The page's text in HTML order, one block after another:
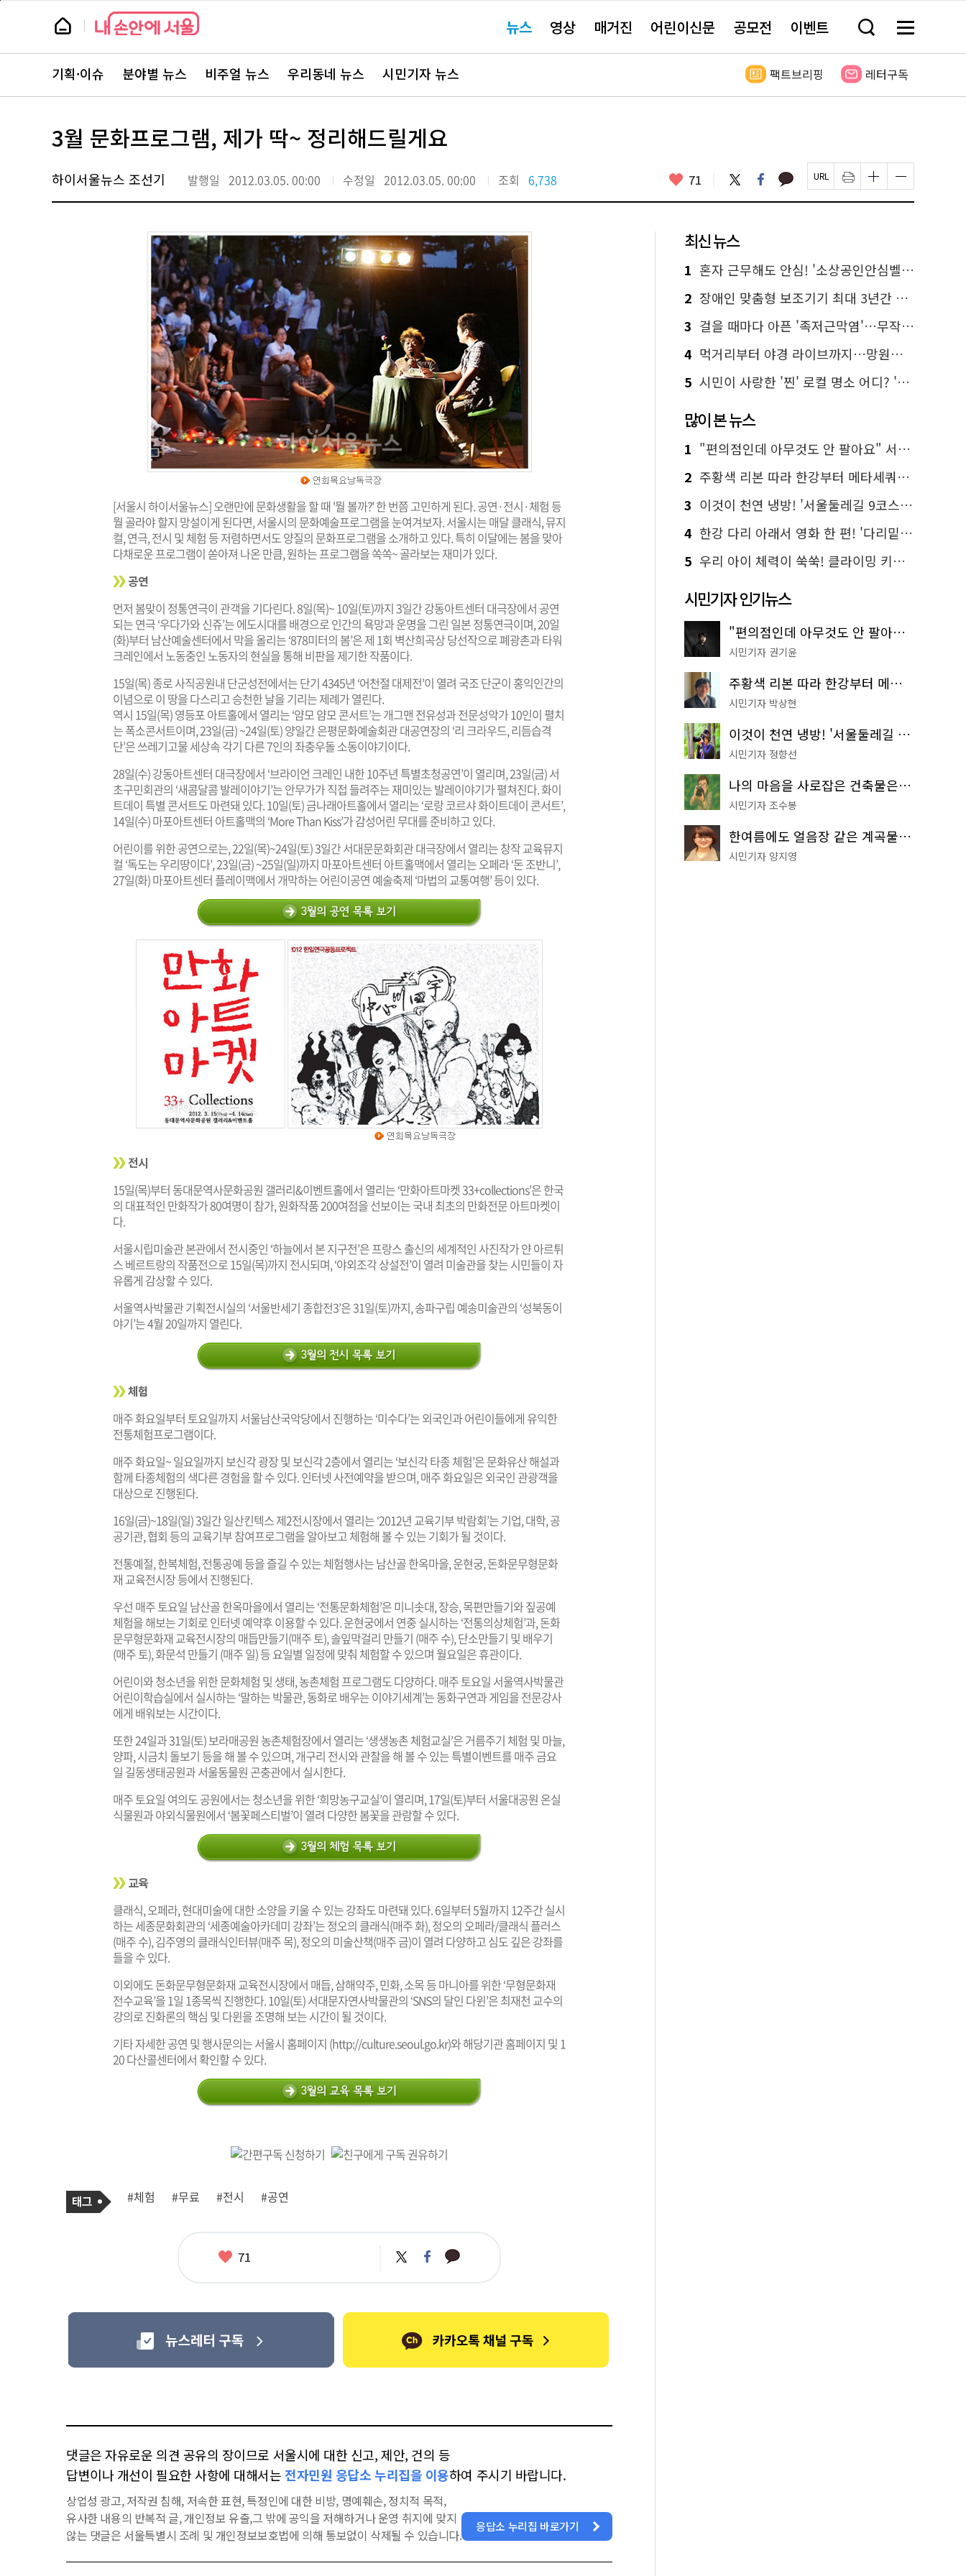
본
뉴
스 요뉴스 영상 매거진 어린이신문 공모전 이벤트 검
창
기
메
전
보
뉴
스
주
서
바
로
기획·이슈 분야별 뉴스 비주얼 뉴스 우리동네 뉴스 시민기자 뉴스 팩트브리핑 레터구독
3월 문화프로그램, 제가 딱~ 정리해드릴게요
하이서울뉴스 조선기 발행일 2012.03.05. 00:00 수정일 2012.03.05. 00:00 조회 6,738 좋
요
71 트
위
터
페
이
스
카
카 페
이
지
인
쇄
하
글
자
크
하
기
글
자
크
하
기
[서울시 하이서울뉴스] 오랜만에 문화생활을 할 때 '뭘 볼까?' 한 번쯤 고민하게 된다. 공연·전시·체험 등
뭘 골라야 할지 망설이게 된다면, 서울시의 문화예술프로그램을 눈여겨보자. 서울시는 매달 클래식, 뮤지
컬, 연극, 전시 및 체험 등 저렴하면서도 양질의 문화프로그램을 소개하고 있다. 특히 이달에는 봄을 맞아
다채로운 프로그램이 쏟아져 나온 만큼, 원하는 프로그램을 쏙쏙~ 골라보는 재미가 있다.
공연
먼저 봄맞이 정통연극이 관객을 기다린다. 8일(목)~ 10일(토)까지 3일간 강동아트센터 대극장에서 공연
되는 연극 ‘우다가와 신쥬’는 에도시대를 배경으로 인간의 욕망과 운명을 그린 일본 정통연극이며, 20일
(화)부터 남산예술센터에서 막을 올리는 ‘878미터의 봄’은 제 1회 벽산희곡상 당선작으로 폐광촌과 타워
크레인에서 노동중인 노동자의 현실을 통해 비판을 제기한 작품이다.
15일(목) 종로 사직공원내 단군성전에서는 단기 4345년 ‘어천절 대제전’이 열려 국조 단군이 홍익인간의
이념으로 이 땅을 다스리고 승천한 날을 기리는 제례가 열린다.
역시 15일(목) 영등포 아트홀에서 열리는 ‘얌모 얌모 콘서트’는 개그맨 전유성과 전문성악가 10인이 펼치
는 폭소콘서트이며, 23일(금) ~24일(토) 양일간 은평문화예술회관 대공연장의 ‘리 크라우드, 리듬습격
단’은 쓰레기고물 세상속 각기 다른 7인의 좌충우돌 소동이야기이다.
28일(수) 강동아트센터 대극장에서 ‘브라이언 크레인 내한 10주년 특별초청공연’이 열리며, 23일(금) 서
초구민회관의 ‘새콤달콤 발레이야기’는 안무가가 직접 들려주는 재미있는 발레이야기가 펼쳐진다. 화이
트데이 특별 콘서트도 마련돼 있다. 10일(토) 금나래아트홀에서 열리는 ‘로랑 코르샤 화이트데이 콘서트’,
14일(수) 마포아트센터 아트홀맥의 ‘More Than Kiss’가 감성어린 무대를 준비하고 있다.
어린이를 위한 공연으로는, 22일(목)~24일(토) 3일간 서대문문화회관 대극장에서 열리는 창작 교육뮤지
컬 ‘독도는 우리땅이다’, 23일(금) ~25일(일)까지 마포아트센터 아트홀맥에서 열리는 오페라 ‘돈 조반니’,
27일(화) 마포아트센터 플레이맥에서 개막하는 어린이공연 예술축제 ‘마법의 교통여행’ 등이 있다.
전시
15일(목)부터 동대문역사문화공원 갤러리&이벤트홀에서 열리는 ‘만화아트마켓 33+collections’은 한국
의 대표적인 만화작가 80여명이 참가, 원화작품 200여점을 선보이는 국내 최초의 만화전문 아트마켓이
다.
서울시립미술관 본관에서 전시중인 ‘하늘에서 본 지구전’은 프랑스 출신의 세계적인 사진작가 얀 아르튀
스 베르트랑의 작품전으로 15일(목)까지 전시되며, ‘야외조각 상설전’이 열려 미술관을 찾는 시민들이 자
유롭게 감상할 수 있다.
서울역사박물관 기획전시실의 ‘서울반세기 종합전3’은 31일(토)까지, 송파구립 예송미술관의 ‘성북동이
야기’는 4월 20일까지 열린다.
체험
매주 화요일부터 토요일까지 서울남산국악당에서 진행하는 ‘미수다’는 외국인과 어린이들에게 유익한
전통체험프로그램이다.
매주 화요일~ 일요일까지 보신각 광장 및 보신각 2층에서 열리는 ‘보신각 타종 체험’은 문화유산 해설과
함께 타종체험의 색다른 경험을 할 수 있다. 인터넷 사전예약을 받으며, 매주 화요일은 외국인 관광객을
대상으로 진행된다.
16일(금)~18일(일) 3일간 일산킨텍스 제2전시장에서 열리는 ‘2012년 교육기부 박람회’는 기업, 대학, 공
공기관, 협회 등의 교육기부 참여프로그램을 알아보고 체험해 볼 수 있는 기회가 될 것이다.
전통예절, 한복체험, 전통공예 등을 즐길 수 있는 체험행사는 남산골 한옥마을, 운현궁, 돈화문무형문화
재 교육전시장 등에서 진행된다.
우선 매주 토요일 남산골 한옥마을에서 열리는 ‘전통문화체험’은 미니솟대, 장승, 목편만들기와 짚공예
체험을 해보는 기회로 인터넷 예약후 이용할 수 있다. 운현궁에서 연중 실시하는 ‘전통의상체험’과, 돈화
문무형문화재 교육전시장의 매듭만들기(매주 토), 솔잎막걸리 만들기 (매주 수), 단소만들기 및 배우기
(매주 토), 화문석 만들기 (매주 일) 등 요일별 일정에 맞춰 체험할 수 있으며 월요일은 휴관이다.
어린이와 청소년을 위한 문화체험 및 생태, 농촌체험 프로그램도 다양하다. 매주 토요일 서울역사박물관
어린이학습실에서 실시하는 ‘말하는 박물관, 동화로 배우는 이야기세계’는 동화구연과 게임을 전문강사
에게 배워보는 시간이다.
또한 24일과 31일(토) 보라매공원 농촌체험장에서 열리는 ‘생생농촌 체험교실’은 거름주기 체험 및 마늘,
양파, 시금치 돌보기 등을 해 볼 수 있으며, 개구리 전시와 관찰을 해 볼 수 있는 특별이벤트를 매주 금요
일 길동생태공원과 서울동물원 곤충관에서 실시한다.
매주 토요일 여의도 공원에서는 청소년을 위한 ‘희망농구교실’이 열리며, 17일(토)부터 서울대공원 온실
식물원과 야외식물원에서 ‘봄꽃페스티벌’이 열려 다양한 봄꽃을 관람할 수 있다.
교육
클래식, 오페라, 현대미술에 대한 소양을 키울 수 있는 강좌도 마련돼 있다. 6일부터 5월까지 12주간 실시
하는 세종문화회관의 ‘세종예술아카데미 강좌’는 정오의 클래식(매주 화), 정오의 오페라/클래식 플러스
(매주 수), 김주영의 클래식인터뷰(매주 목), 정오의 미술산책(매주 금)이 열려 다양하고 심도 깊은 강좌를
들을 수 있다.
이외에도 돈화문무형문화재 교육전시장에서 매듭, 삼해약주, 민화, 소목 등 마니아를 위한 ‘무형문화재
전수교육’을 1일 1종목씩 진행한다. 10일(토) 서대문자연사박물관의 ‘SNS의 달인 다윈’은 최재천 교수의
강의로 진화론의 핵심 및 다윈을 조명해 보는 시간이 될 것이다.
기타 자세한 공연 및 행사문의는 서울시 홈페이지 (http://culture.seoul.go.kr)와 해당기관 홈페이지 및 1
20 다산콜센터에서 확인할 수 있다.
사
태
그
#체험 #무료 #전시 #공연
좋
71 트
위
페
이
카
카
댓글은 자유로운 의견 공유의 장이므로 서울시에 대한 신고, 제안, 건의 등
답변이나 개선이 필요한 사항에 대해서는 전자민원 응답소 누리집을 이용하여 주시기 바랍니다.
상업성 광고, 저작권 침해, 저속한 표현, 특정인에 대한 비방, 명예훼손, 정치적 목적,
유사한 내용의 반복적 글, 개인정보 유출,그 밖에 공익을 저해하거나 운영 취지에 맞지
않는 댓글은 서울특별시 조례 및 개인정보보호법에 의해 통보없이 삭제될 수 있습니다.
응답소 누리집 바로가기
최신 뉴스
1 혼자 근무해도 안심! '소상공인안심벨' 신청하세요
2 장애인 맞춤형 보조기기 최대 3년간 무상 대여…삶의 질 높인다
3 걸을 때마다 아픈 '족저근막염'…무작정 참지 말고 '이것' 해보세요!
4 먹거리부터 야경 라이브까지…망원한강공원 알짜 코스
5 시민이 사랑한 '찐' 로컬 명소 어디? '서울에디션25' 추천 코스
많이 본 뉴스
1 "편의점인데 아무것도 안 팔아요" 서울에서 가장 특별한 편의점의 정체
2 주황색 리본 따라 한강부터 메타세쿼이아 숲길까지…서울둘레길 15코스
3 이것이 천연 냉방! '서울둘레길 9코스'로 숲속 피서 떠나볼까
4 한강 다리 아래서 영화 한 편! '다리밑 영화관' 무료 상영
5 우리 아이 체력이 쑥쑥! 클라이밍 키즈카페·어린이 체력장
시민기자 인기뉴스
"편의점인데 아무것도 안 팔아요" 서울에서 가장 특별한 편의점의 정체
시민기자 권기윤
주황색 리본 따라 한강부터 메타세쿼이아 숲길까지…서울둘레길 15코스
시민기자 박상현
이것이 천연 냉방! '서울둘레길 9코스'로 숲속 피서 떠나볼까
시민기자 정향선
나의 마음을 사로잡은 건축물은? '서울시 건축상' 수상작 공개!
시민기자 조수봉
한여름에도 얼음장 같은 계곡물! 서울 '진관사 계곡'이 천국이네~
시민기자 양지영
페